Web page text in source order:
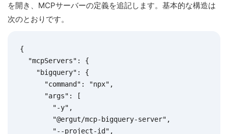
を開き、MCPサーバーの定義を追記します。基本的な構造は
次のとおりです。
{